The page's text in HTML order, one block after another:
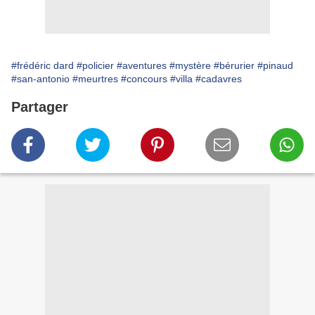
#frédéric dard #policier #aventures #mystère #bérurier #pinaud
#san-antonio #meurtres #concours #villa #cadavres
Partager